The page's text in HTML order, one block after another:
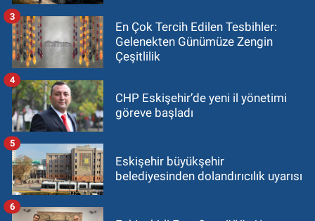
En Çok Tercih Edilen Tesbihler:
Gelenekten Günümüze Zengin
Çeşitlilik
3
CHP Eskişehir’de yeni il yönetimi
göreve başladı
4
Eskişehir büyükşehir
belediyesinden dolandırıcılık uyarısı
5
6